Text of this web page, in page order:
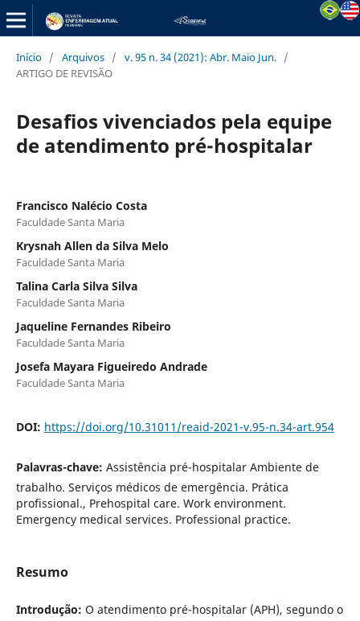
Início / Arquivos / v. 95 n. 34 (2021): Abr. Maio Jun. /
ARTIGO DE REVISÃO
Desafios vivenciados pela equipe
de atendimento pré-hospitalar
Francisco Nalécio Costa
Faculdade Santa Maria
Krysnah Allen da Silva Melo
Faculdade Santa Maria
Talina Carla Silva Silva
Faculdade Santa Maria
Jaqueline Fernandes Ribeiro
Faculdade Santa Maria
Josefa Mayara Figueiredo Andrade
Faculdade Santa Maria
DOI: https://doi.org/10.31011/reaid-2021-v.95-n.34-art.954
Palavras-chave: Assistência pré-hospitalar Ambiente de
trabalho. Serviços médicos de emergência. Prática
profissional., Prehospital care. Work environment.
Emergency medical services. Professional practice.
Resumo
Introdução: O atendimento pré-hospitalar (APH), segundo o